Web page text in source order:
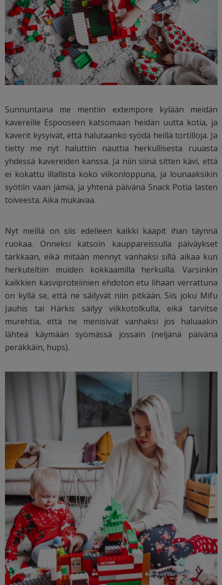
Sunnuntaina me mentiin extempore kylään meidän
kavereille Espooseen katsomaan heidän uutta kotia, ja
kaverit kysyivät, että halutaanko syödä heillä tortilloja. Ja
tietty me nyt haluttiin nauttia herkullisesta ruuasta
yhdessä kavereiden kanssa. Ja niin siinä sitten kävi, että
ei kokattu illallista koko viikonloppuna, ja lounaaksikin
syötiin vaan jämiä, ja yhtenä päivänä Snack Potia lasten
toiveesta. Aika mukavaa.
Nyt meillä on siis edelleen kaikki kaapit ihan täynnä
ruokaa. Onneksi katsoin kauppareissulla päiväykset
tarkkaan, eikä mitään mennyt vanhaksi sillä aikaa kun
herkuteltiin muiden kokkaamilla herkuilla. Varsinkin
kaikkien kasviproteiinien ehdoton etu lihaan verrattuna
on kyllä se, että ne säilyvät niin pitkään. Siis joku Mifu
Jauhis tai Härkis säilyy viikkotolkulla, eikä tarvitse
murehtia, että ne menisivät vanhaksi jos haluaakin
lähteä käymään syömässä jossain (neljänä päivänä
peräkkäin, hups).